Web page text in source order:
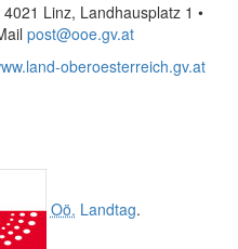
Linz, Landhausplatz 1 •
post@ooe.gv.at
oberoesterreich.gv.at
Oö. Landtag.